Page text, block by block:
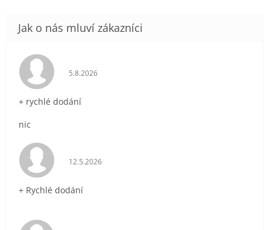
Hodnocení obchodu je 5 z 5 hvězdiček.
5.8.2026
+ rychlé dodání
nic
Hodnocení obchodu je 5 z 5 hvězdiček.
12.5.2026
+ Rychlé dodání